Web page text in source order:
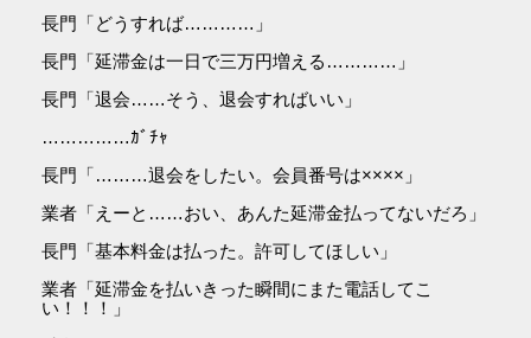
長門「どうすれば…………」
長門「延滞金は一日で三万円増える…………」
長門「退会……そう、退会すればいい」
……………ｶﾞﾁｬ
長門「………退会をしたい。会員番号は××××」
業者「えーと……おい、あんた延滞金払ってないだろ」
長門「基本料金は払った。許可してほしい」
業者「延滞金を払いきった瞬間にまた電話してこ
い！！！」